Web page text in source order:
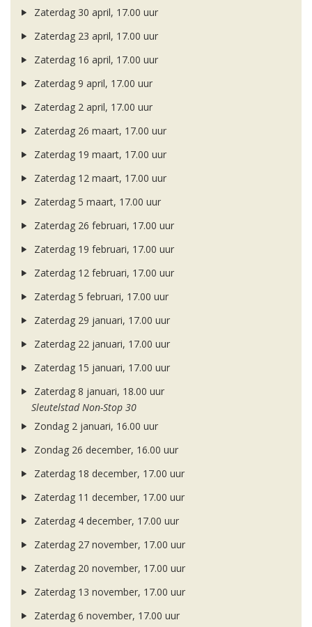
Zaterdag 30 april, 17.00 uur
Zaterdag 23 april, 17.00 uur
Zaterdag 16 april, 17.00 uur
Zaterdag 9 april, 17.00 uur
Zaterdag 2 april, 17.00 uur
Zaterdag 26 maart, 17.00 uur
Zaterdag 19 maart, 17.00 uur
Zaterdag 12 maart, 17.00 uur
Zaterdag 5 maart, 17.00 uur
Zaterdag 26 februari, 17.00 uur
Zaterdag 19 februari, 17.00 uur
Zaterdag 12 februari, 17.00 uur
Zaterdag 5 februari, 17.00 uur
Zaterdag 29 januari, 17.00 uur
Zaterdag 22 januari, 17.00 uur
Zaterdag 15 januari, 17.00 uur
Zaterdag 8 januari, 18.00 uur
Sleutelstad Non-Stop 30
Zondag 2 januari, 16.00 uur
Zondag 26 december, 16.00 uur
Zaterdag 18 december, 17.00 uur
Zaterdag 11 december, 17.00 uur
Zaterdag 4 december, 17.00 uur
Zaterdag 27 november, 17.00 uur
Zaterdag 20 november, 17.00 uur
Zaterdag 13 november, 17.00 uur
Zaterdag 6 november, 17.00 uur